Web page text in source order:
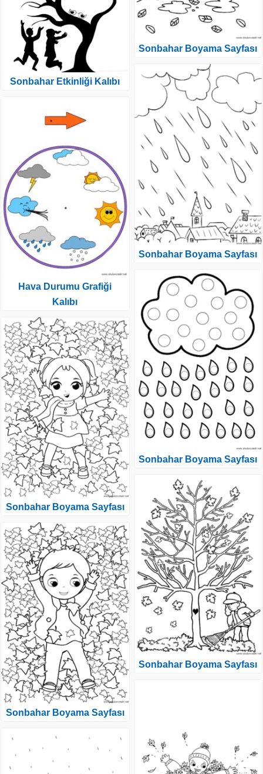
Sonbahar Etkinliği Kalıbı
Hava Durumu Grafiği
Kalıbı
Sonbahar Boyama Sayfası
Sonbahar Boyama Sayfası
Sonbahar Boyama Sayfası
Sonbahar Boyama Sayfası
Sonbahar Boyama Sayfası
Sonbahar Boyama Sayfası